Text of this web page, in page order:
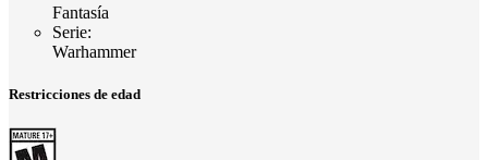
Fantasía
Serie:
Warhammer
Restricciones de edad